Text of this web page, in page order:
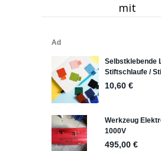
mit